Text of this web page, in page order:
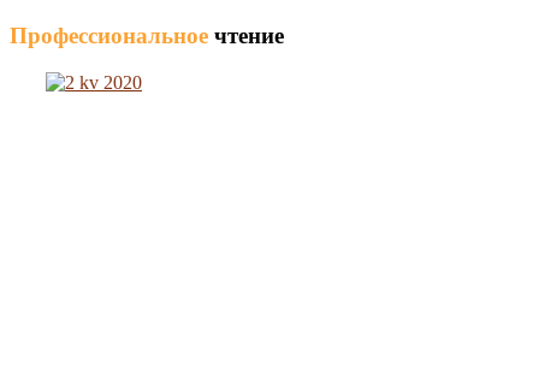
Профессиональное чтение